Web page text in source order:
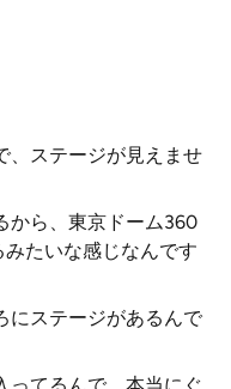
、ステージが見えませ
から、東京ドーム360
たいな感じなんです
にステージがあるんで